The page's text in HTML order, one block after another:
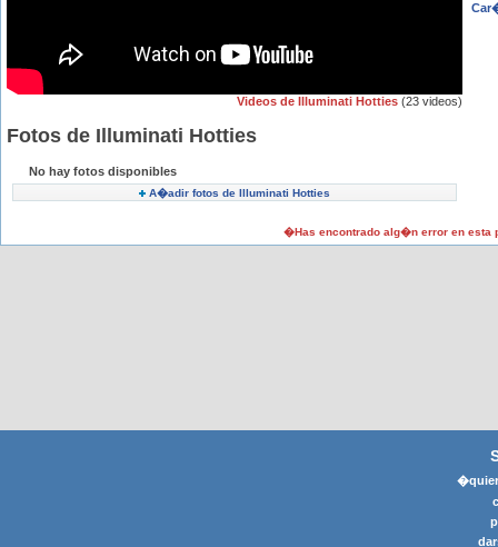
Videos de Illuminati Hotties (23 videos)
Fotos de Illuminati Hotties
No hay fotos disponibles
A�adir fotos de Illuminati Hotties
�Has encontrado alg�n error en esta